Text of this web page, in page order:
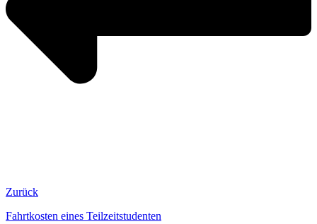
Zurück
Fahrtkosten eines Teilzeitstudenten